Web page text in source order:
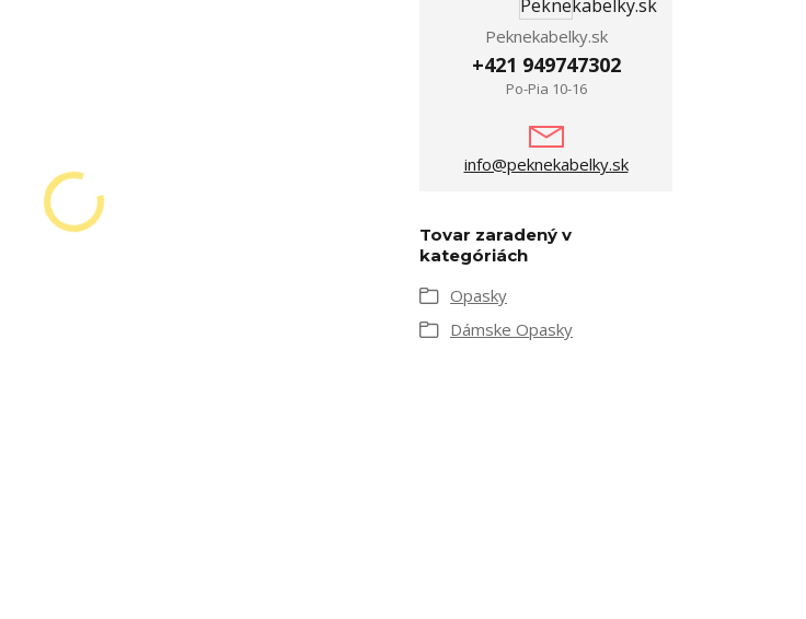
Peknekabelky.sk
+421 949747302
Po-Pia 10-16
info@peknekabelky.sk
Tovar zaradený v
kategóriách
Opasky
Dámske Opasky